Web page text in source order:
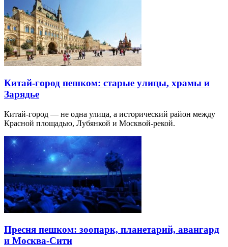
Китай-город пешком: старые улицы, храмы и
Зарядье
Китай-город — не одна улица, а исторический район между
Красной площадью, Лубянкой и Москвой-рекой.
Пресня пешком: зоопарк, планетарий, авангард
и Москва-Сити